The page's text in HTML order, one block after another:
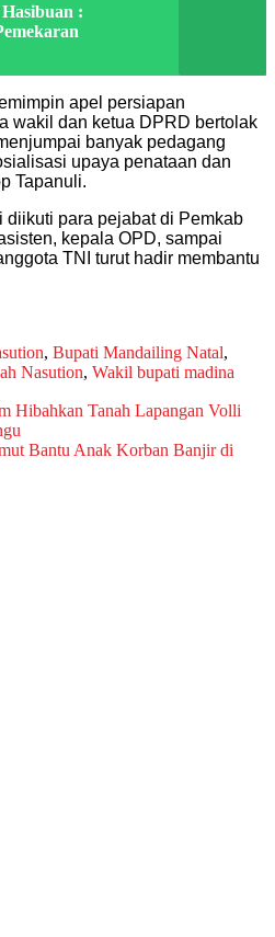
:
apel persiapan
wakil dan ketua DPRD bertolak
banyak pedagang
upaya penataan dan
Tapanuli.
diikuti para pejabat di Pemkab
kepala OPD, sampai
TNI turut hadir membantu
, Bupati Mandailing Natal,
Nasution, Wakil bupati madina
Hibahkan Tanah Lapangan Volli
Bantu Anak Korban Banjir di